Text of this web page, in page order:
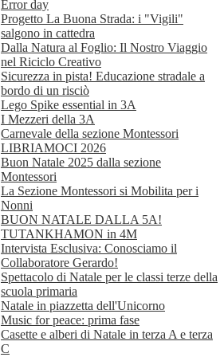
Error day
Progetto La Buona Strada: i "Vigili"
salgono in cattedra
Dalla Natura al Foglio: Il Nostro Viaggio
nel Riciclo Creativo
Sicurezza in pista! Educazione stradale a
bordo di un risciò
Lego Spike essential in 3A
I Mezzeri della 3A
Carnevale della sezione Montessori
LIBRIAMOCI 2026
Buon Natale 2025 dalla sezione
Montessori
La Sezione Montessori si Mobilita per i
Nonni
BUON NATALE DALLA 5A!
TUTANKHAMON in 4M
Intervista Esclusiva: Conosciamo il
Collaboratore Gerardo!
Spettacolo di Natale per le classi terze della
scuola primaria
Natale in piazzetta dell'Unicorno
Music for peace: prima fase
Casette e alberi di Natale in terza A e terza
C